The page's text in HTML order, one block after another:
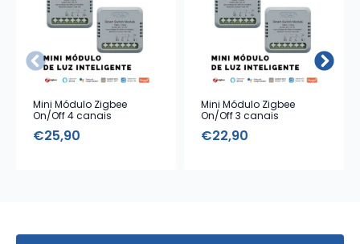
Mini Módulo Zigbee
On/Off 4 canais
€25,90
Mini Módulo Zigbee
On/Off 3 canais
€22,90